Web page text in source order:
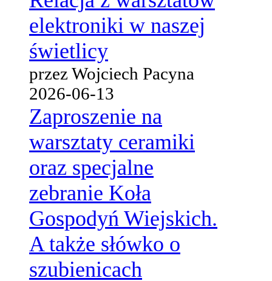
elektroniki w naszej
świetlicy
przez Wojciech Pacyna
2026-06-13
Zaproszenie na
warsztaty ceramiki
oraz specjalne
zebranie Koła
Gospodyń Wiejskich.
A także słówko o
szubienicach